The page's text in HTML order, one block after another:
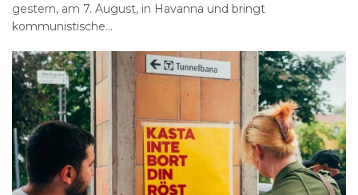
gestern, am 7. August, in Havanna und bringt
kommunistische...